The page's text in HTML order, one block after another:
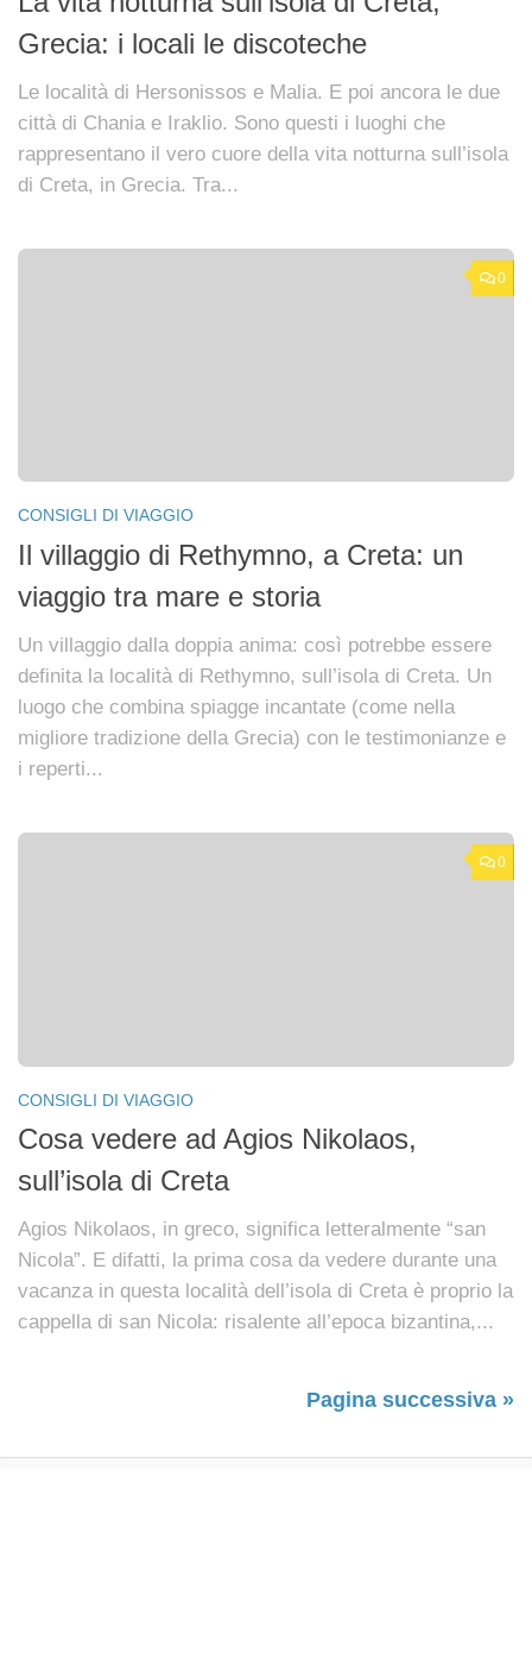
Grecia: i locali le discoteche
Le località di Hersonissos e Malia. E poi ancora le due
città di Chania e Iraklio. Sono questi i luoghi che
rappresentano il vero cuore della vita notturna sull’isola
di Creta, in Grecia. Tra...
0
CONSIGLI DI VIAGGIO
Il villaggio di Rethymno, a Creta: un
viaggio tra mare e storia
Un villaggio dalla doppia anima: così potrebbe essere
definita la località di Rethymno, sull’isola di Creta. Un
luogo che combina spiagge incantate (come nella
migliore tradizione della Grecia) con le testimonianze e
i reperti...
0
CONSIGLI DI VIAGGIO
Cosa vedere ad Agios Nikolaos,
sull’isola di Creta
Agios Nikolaos, in greco, significa letteralmente “san
Nicola”. E difatti, la prima cosa da vedere durante una
vacanza in questa località dell’isola di Creta è proprio la
cappella di san Nicola: risalente all’epoca bizantina,...
Pagina successiva »